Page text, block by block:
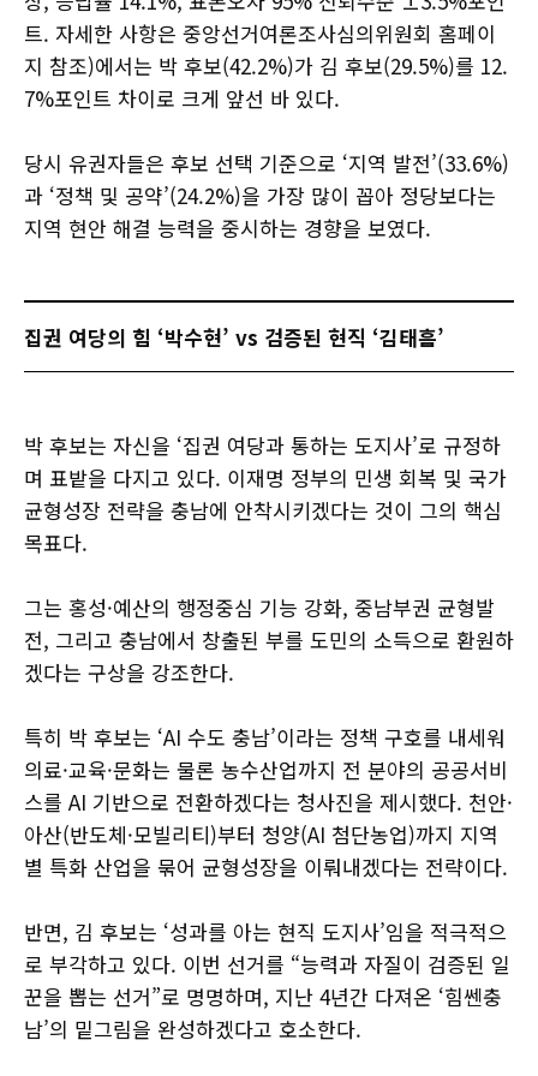
트. 자세한 사항은 중앙선거여론조사심의위원회 홈페이
지 참조)에서는 박 후보(42.2%)가 김 후보(29.5%)를 12.
7%포인트 차이로 크게 앞선 바 있다.
당시 유권자들은 후보 선택 기준으로 ‘지역 발전’(33.6%)
과 ‘정책 및 공약’(24.2%)을 가장 많이 꼽아 정당보다는
지역 현안 해결 능력을 중시하는 경향을 보였다.
집권 여당의 힘 ‘박수현’ vs 검증된 현직 ‘김태흠’
박 후보는 자신을 ‘집권 여당과 통하는 도지사’로 규정하
며 표밭을 다지고 있다. 이재명 정부의 민생 회복 및 국가
균형성장 전략을 충남에 안착시키겠다는 것이 그의 핵심
목표다.
그는 홍성·예산의 행정중심 기능 강화, 중남부권 균형발
전, 그리고 충남에서 창출된 부를 도민의 소득으로 환원하
겠다는 구상을 강조한다.
특히 박 후보는 ‘AI 수도 충남’이라는 정책 구호를 내세워
의료·교육·문화는 물론 농수산업까지 전 분야의 공공서비
스를 AI 기반으로 전환하겠다는 청사진을 제시했다. 천안·
아산(반도체·모빌리티)부터 청양(AI 첨단농업)까지 지역
별 특화 산업을 묶어 균형성장을 이뤄내겠다는 전략이다.
반면, 김 후보는 ‘성과를 아는 현직 도지사’임을 적극적으
로 부각하고 있다. 이번 선거를 “능력과 자질이 검증된 일
꾼을 뽑는 선거”로 명명하며, 지난 4년간 다져온 ‘힘쎈충
남’의 밑그림을 완성하겠다고 호소한다.